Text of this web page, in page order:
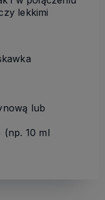
lekkimi
lub
(np. 10 ml